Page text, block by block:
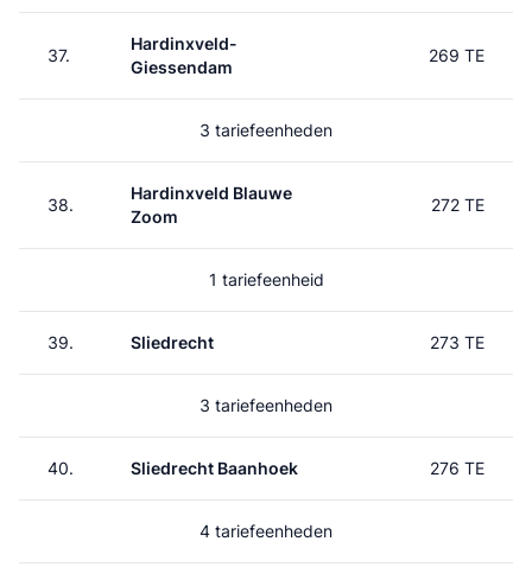
37.
Hardinxveld-
Giessendam
269 TE
3 tariefeenheden
38.
Hardinxveld Blauwe
Zoom
272 TE
1 tariefeenheid
39. Sliedrecht 273 TE
3 tariefeenheden
40. Sliedrecht Baanhoek 276 TE
4 tariefeenheden